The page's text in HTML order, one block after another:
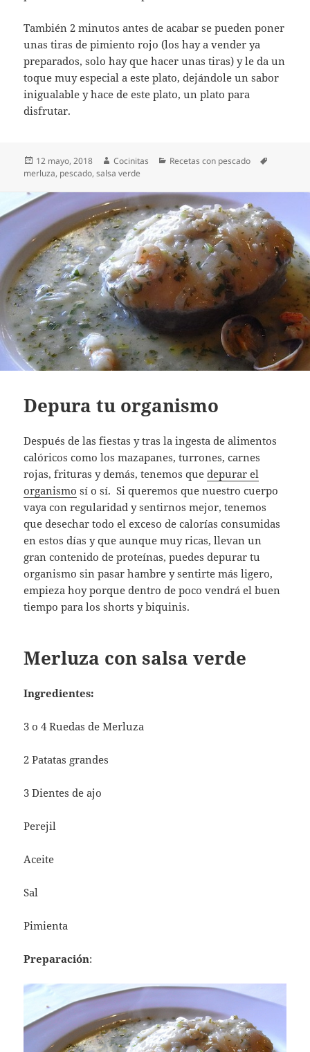
También 2 minutos antes de acabar se pueden poner
unas tiras de pimiento rojo (los hay a vender ya
preparados, solo hay que hacer unas tiras) y le da un
toque muy especial a este plato, dejándole un sabor
inigualable y hace de este plato, un plato para
disfrutar.
Publicado
el
12 mayo, 2018 Autor
Cocinitas Categorías
Recetas con pescado
merluza, pescado,salsa verde
Depura tu organismo
Después de las fiestas y tras la ingesta de alimentos
calóricos como los mazapanes, turrones, carnes
rojas, frituras y demás, tenemos quedepurar el
organismo sí o sí. Si queremos que nuestro cuerpo
vaya con regularidad y sentirnos mejor, tenemos
que desechar todo el exceso de calorías consumidas
en estos días y que aunque muy ricas, llevan un
gran contenido de proteínas, puedes depurar tu
organismo sin pasar hambre y sentirte más ligero,
empieza hoy porque dentro de poco vendrá el buen
tiempo para los shorts y biquinis.
Merluza con salsa verde
Ingredientes:
3 o 4 Ruedas de Merluza
2 Patatas grandes
3 Dientes de ajo
Perejil
Aceite
Sal
Pimienta
Preparación: